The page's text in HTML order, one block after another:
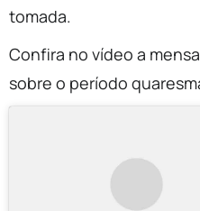
tomada.
Confira no vídeo a
sobre o período